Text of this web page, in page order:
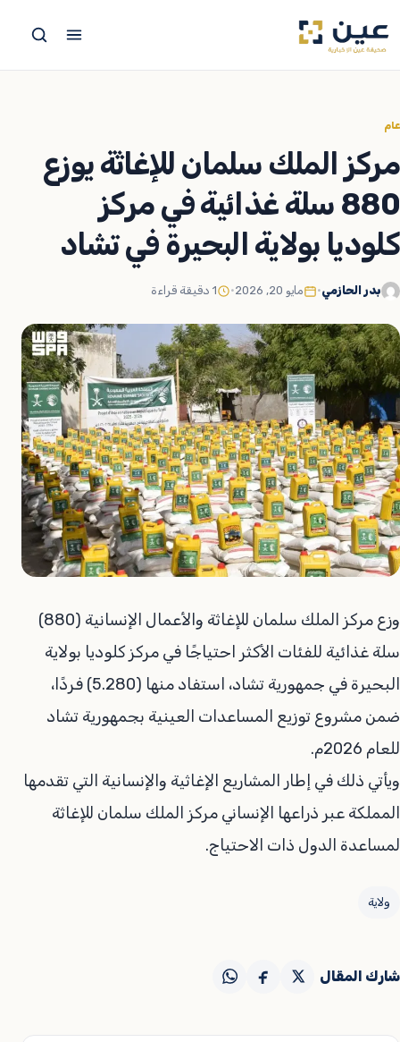
إلى
عام
مركز الملك سلمان للإغاثة يوزع
880 سلة غذائية في مركز
كلوديا بولاية البحيرة في تشاد
بدر الحازمي• مايو 20, 2026 • 1 دقيقة قراءة
وزع مركز الملك سلمان للإغاثة والأعمال الإنسانية (880)
سلة غذائية ​للفئات الأكثر احتياجًا في مركز كلوديا بولاية
البحيرة في جمهورية تشاد، استفاد منها (5.280) فردًا،
ضمن مشروع توزيع المساعدات العينية بجمهورية تشاد
للعام 2026م.
ويأتي ذلك في إطار المشاريع الإغاثية والإنسانية التي تقدمها
المملكة عبر ذراعها الإنساني مركز الملك سلمان للإغاثة
لمساعدة الدول ذات الاحتياج.
ولاية
شارك المقال